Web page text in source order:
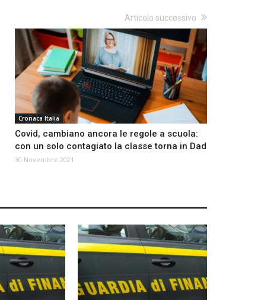
Articolo successivo
Cronaca Italia
Covid, cambiano ancora le regole a scuola:
con un solo contagiato la classe torna in Dad
30 Novembre 2021